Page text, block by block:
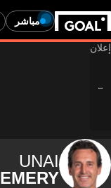
مباشر
UNAI
EMERY